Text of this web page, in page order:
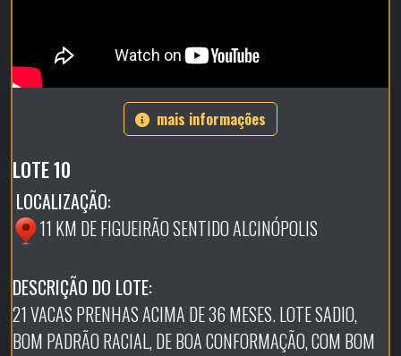
mais informações
LOTE 10
LOCALIZAÇÃO:
11 KM DE FIGUEIRÃO SENTIDO ALCINÓPOLIS
DESCRIÇÃO DO LOTE:
21 VACAS PRENHAS ACIMA DE 36 MESES. LOTE SADIO,
BOM PADRÃO RACIAL, DE BOA CONFORMAÇÃO, COM BOM